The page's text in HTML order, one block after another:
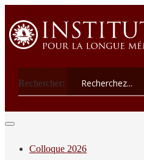
Rechercher:
Colloque 2026